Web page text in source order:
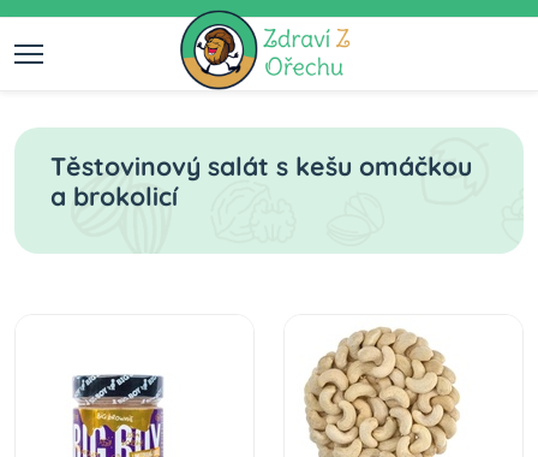
Těstovinový salát s kešu omáčkou
a brokolicí